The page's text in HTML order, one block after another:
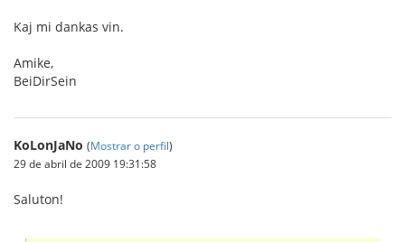
Kaj mi dankas vin.
Amike,
BeiDirSein
KoLonJaNo (Mostrar o perfil)
29 de abril de 2009 19:31:58
Saluton!